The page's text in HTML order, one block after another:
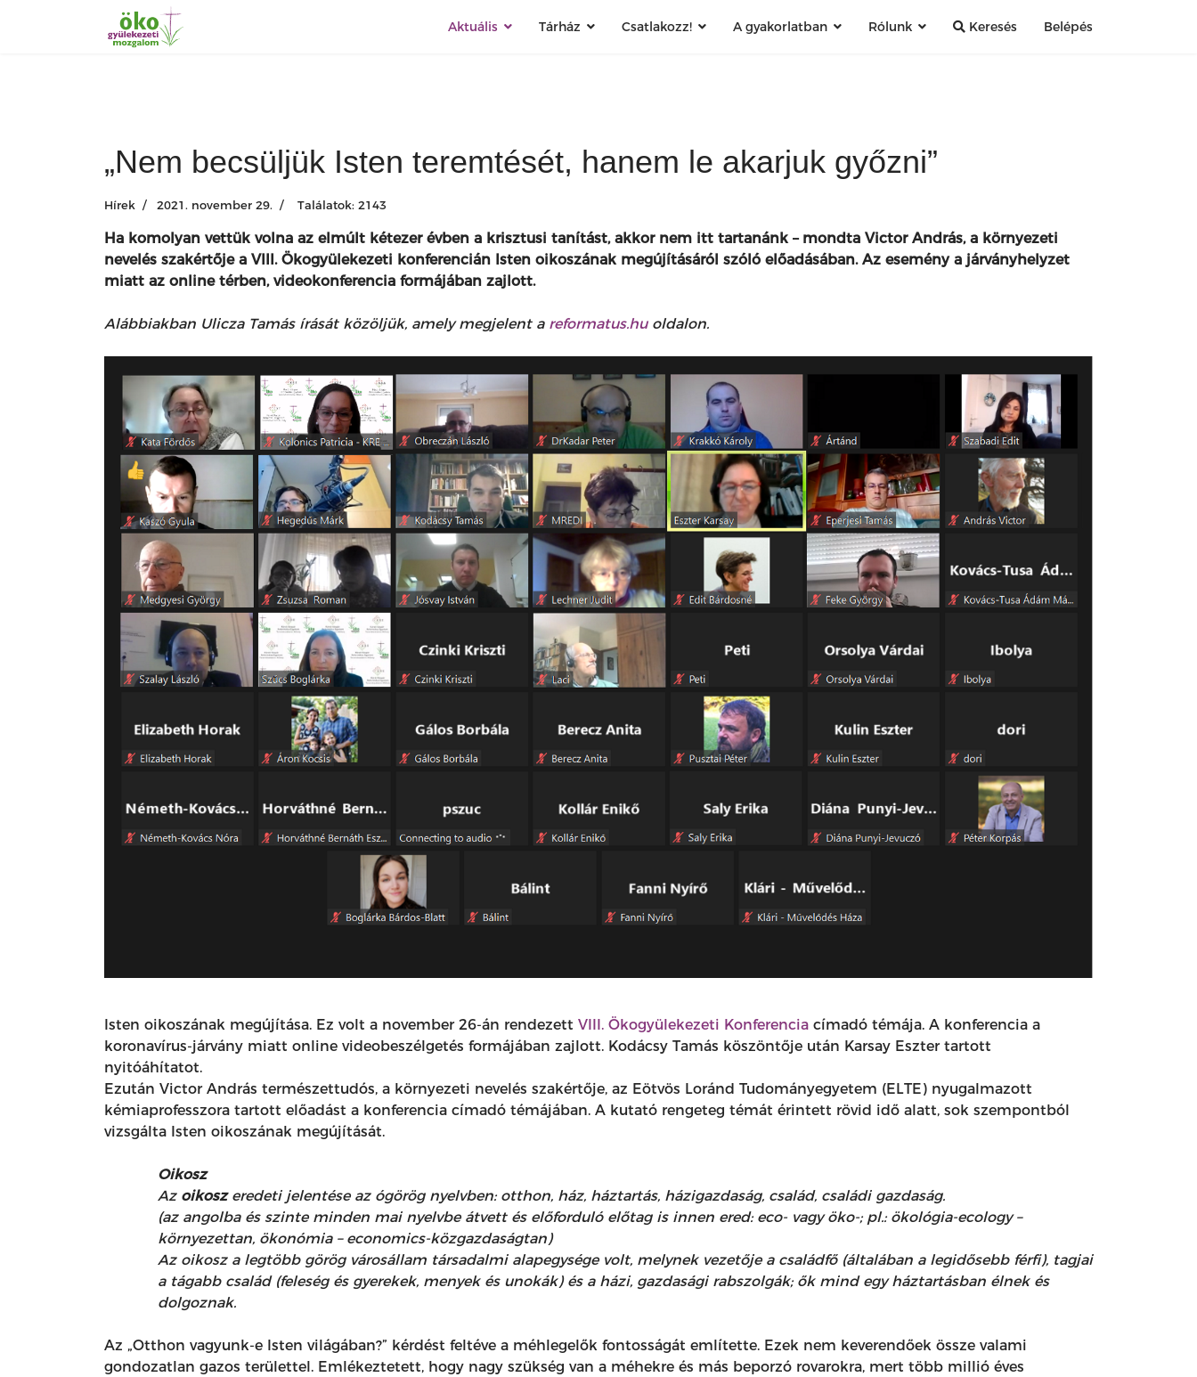
Aktuális Tárház Csatlakozz! A gyakorlatban Rólunk Keresés Belépés
„Nem becsüljük Isten teremtését, hanem le akarjuk győzni”
Hírek 2021. november 29. Találatok: 2143
Ha komolyan vettük volna az elmúlt kétezer évben a krisztusi tanítást, akkor nem itt tartanánk – mondta Victor András, a környezeti
nevelés szakértője a VIII. Ökogyülekezeti konferencián Isten oikoszának megújításáról szóló előadásában. Az esemény a járványhelyzet
miatt az online térben, videokonferencia formájában zajlott.
Alábbiakban Ulicza Tamás írását közöljük, amely megjelent a reformatus.hu oldalon.
Isten oikoszának megújítása. Ez volt a november 26-án rendezett VIII. Ökogyülekezeti Konferencia címadó témája. A konferencia a
koronavírus-járvány miatt online videobeszélgetés formájában zajlott. Kodácsy Tamás köszöntője után Karsay Eszter tartott
nyitóáhítatot.
Ezután Victor András természettudós, a környezeti nevelés szakértője, az Eötvös Loránd Tudományegyetem (ELTE) nyugalmazott
kémiaprofesszora tartott előadást a konferencia címadó témájában. A kutató rengeteg témát érintett rövid idő alatt, sok szempontból
vizsgálta Isten oikoszának megújítását.
Oikosz
Az oikoszeredeti jelentése az ógörög nyelvben: otthon, ház, háztartás, házigazdaság, család, családi gazdaság.
(az angolba és szinte minden mai nyelvbe átvett és előforduló előtag is innen ered: eco- vagy öko-; pl.: ökológia-ecology –
környezettan, ökonómia – economics-közgazdaságtan)
Az oikosz a legtöbb görög városállam társadalmi alapegysége volt, melynek vezetője a családfő (általában a legidősebb férfi), tagjai
a tágabb család (feleség és gyerekek, menyek és unokák) és a házi, gazdasági rabszolgák; ők mind egy háztartásban élnek és
dolgoznak.
Az „Otthon vagyunk-e Isten világában?” kérdést feltéve a méhlegelők fontosságát említette. Ezek nem keverendőek össze valami
gondozatlan gazos területtel. Emlékeztetett, hogy nagy szükség van a méhekre és más beporzó rovarokra, mert több millió éves